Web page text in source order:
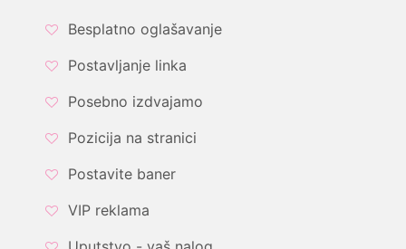
Besplatno oglašavanje
Postavljanje linka
Posebno izdvajamo
Pozicija na stranici
Postavite baner
VIP reklama